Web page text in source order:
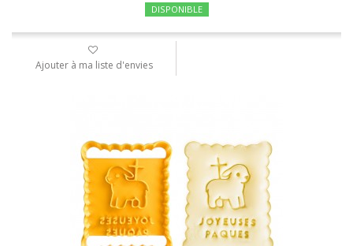
DISPONIBLE
Ajouter à ma liste d'envies